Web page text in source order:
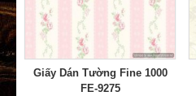
Giấy Dán Tường Fine 1000
FE-9275